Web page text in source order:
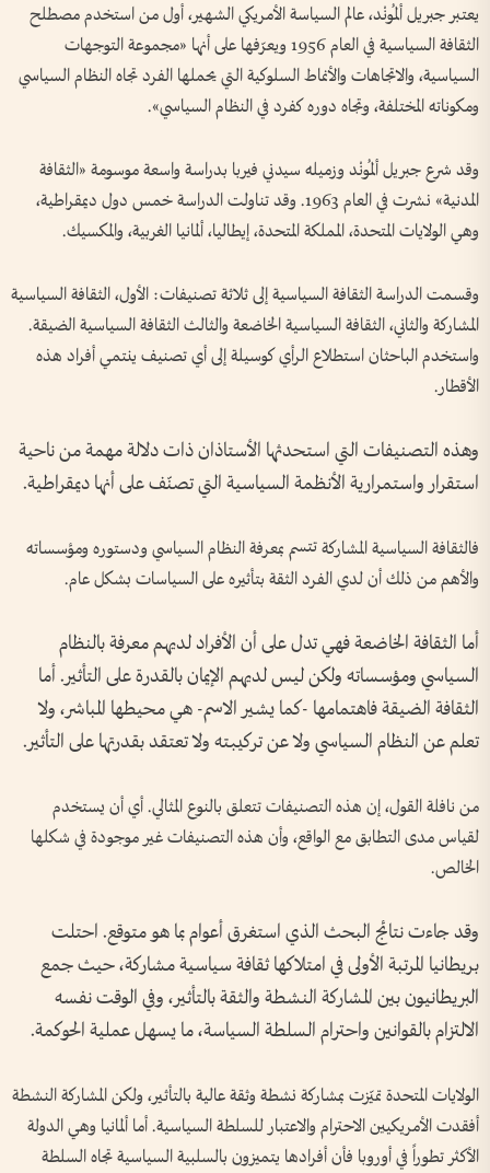
يعتبر جبريل ألمُونْد، عالم السياسة الأمريكي الشهير، أول من استخدم مصطلح
الثقافة السياسية في العام 1956 ويعرّفها على أنها «مجموعة التوجهات
السياسية، والاتجاهات والأنماط السلوكية التي يحملها الفرد تجاه النظام السياسي
ومكوناته المختلفة، وتجاه دوره كفرد في النظام السياسي».
وقد شرع جبريل ألمُونْد وزميله سيدني فيربا بدراسة واسعة موسومة «الثقافة
المدنية» نشرت في العام 1963. وقد تناولت الدراسة خمس دول ديمقراطية،
وهي الولايات المتحدة، المملكة المتحدة، إيطاليا، ألمانيا الغربية، والمكسيك.
وقسمت الدراسة الثقافة السياسية إلى ثلاثة تصنيفات: الأول، الثقافة السياسية
المشاركة والثاني، الثقافة السياسية الخاضعة والثالث الثقافة السياسية الضيقة.
واستخدم الباحثان استطلاع الرأي كوسيلة إلى أي تصنيف ينتمي أفراد هذه
الأقطار.
وهذه التصنيفات التي استحدثها الأستاذان ذات دلالة مهمة من ناحية
استقرار واستمرارية الأنظمة السياسية التي تصنّف على أنها ديمقراطية.
فالثقافة السياسية المشاركة تتسم بمعرفة النظام السياسي ودستوره ومؤسساته
والأهم من ذلك أن لدي الفرد الثقة بتأثيره على السياسات بشكل عام.
أما الثقافة الخاضعة فهي تدل على أن الأفراد لديهم معرفة بالنظام
السياسي ومؤسساته ولكن ليس لديهم الإيمان بالقدرة على التأثير. أما
الثقافة الضيقة فاهتمامها -كما يشير الاسم- هي محيطها المباشر، ولا
تعلم عن النظام السياسي ولا عن تركيبته ولا تعتقد بقدرتها على التأثير.
من نافلة القول، إن هذه التصنيفات تتعلق بالنوع المثالي. أي أن يستخدم
لقياس مدى التطابق مع الواقع، وأن هذه التصنيفات غير موجودة في شكلها
الخالص.
وقد جاءت نتائج البحث الذي استغرق أعوام بما هو متوقع. احتلت
بريطانيا المرتبة الأولى في امتلاكها ثقافة سياسية مشاركة، حيث جمع
البريطانيون بين المشاركة النشطة والثقة بالتأثير، وفي الوقت نفسه
الالتزام بالقوانين واحترام السلطة السياسة، ما يسهل عملية الحوكمة.
الولايات المتحدة تميّزت بمشاركة نشطة وثقة عالية بالتأثير، ولكن المشاركة النشطة
أفقدت الأمريكيين الاحترام والاعتبار للسلطة السياسية. أما ألمانيا وهي الدولة
الأكثر تطوراً في أوروبا فأن أفرادها يتميزون بالسلبية السياسية تجاه السلطة